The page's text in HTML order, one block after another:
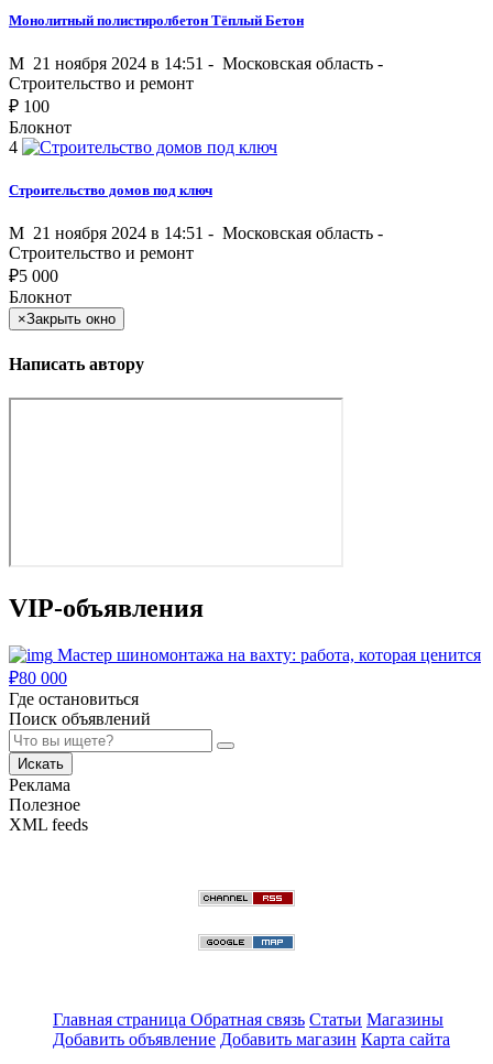
Монолитный полистиролбетон Тёплый Бетон
M 21 ноября 2024 в 14:51 - Московская область -
Строительство и ремонт
₽ 100
Блокнот
4
Строительство домов под ключ
M 21 ноября 2024 в 14:51 - Московская область -
Строительство и ремонт
₽5 000
Блокнот
×Закрыть окно
Написать автору
VIP-объявления
Мастер шиномонтажа на вахту: работа, которая ценится
₽80 000
Где остановиться
Поиск объявлений
Искать
Реклама
Полезное
XML feeds
Главная страница Обратная связь Статьи Магазины
Добавить объявление Добавить магазин Карта сайта